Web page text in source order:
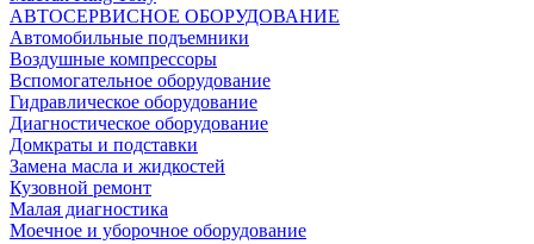
АВТОСЕРВИСНОЕ ОБОРУДОВАНИЕ
Автомобильные подъемники
Воздушные компрессоры
Вспомогательное оборудование
Гидравлическое оборудование
Диагностическое оборудование
Домкраты и подставки
Замена масла и жидкостей
Кузовной ремонт
Малая диагностика
Моечное и уборочное оборудование